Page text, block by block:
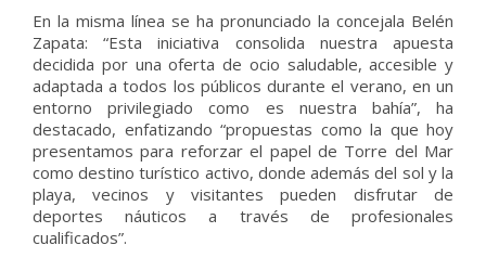
En la misma línea se ha pronunciado la concejala Belén
Zapata: “Esta iniciativa consolida nuestra apuesta
decidida por una oferta de ocio saludable, accesible y
adaptada a todos los públicos durante el verano, en un
entorno privilegiado como es nuestra bahía”, ha
destacado, enfatizando “propuestas como la que hoy
presentamos para reforzar el papel de Torre del Mar
como destino turístico activo, donde además del sol y la
playa, vecinos y visitantes pueden disfrutar de
deportes náuticos a través de profesionales
cualificados”.